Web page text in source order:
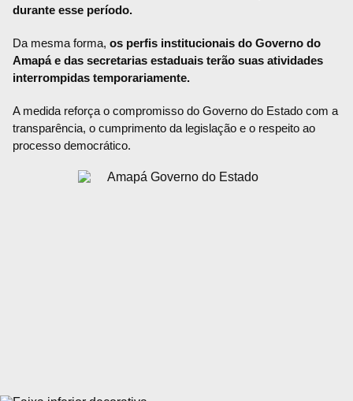
durante esse período.
Da mesma forma, os perfis institucionais do Governo do
Amapá e das secretarias estaduais terão suas atividades
interrompidas temporariamente.
A medida reforça o compromisso do Governo do Estado com a
transparência, o cumprimento da legislação e o respeito ao
processo democrático.